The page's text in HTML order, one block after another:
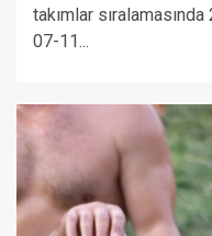
takımlar
07-11...